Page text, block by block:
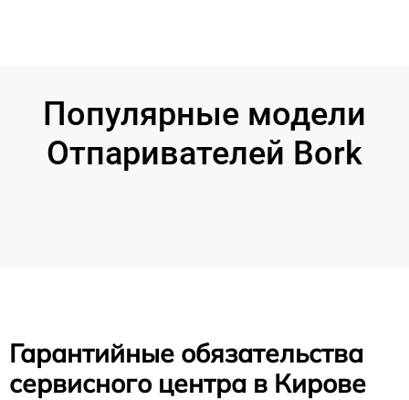
Популярные модели
Отпаривателей Bork
Гарантийные обязательства
сервисного центра в Кирове